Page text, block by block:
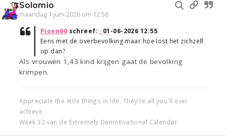
Solomio
maandag 1 juni 2026 om 12:56
Pioen00 schreef: ↑01-06-2026 12:55
Eens met de overbevolking maar hoe lost het zichzelf
op dan?
Als vrouwen 1,43 kind krijgen gaat de bevolking
krimpen.
Appreciate the little things in life. They're all you'll ever
achieve.
Week 32 van de Extremely Demotivational Calendar